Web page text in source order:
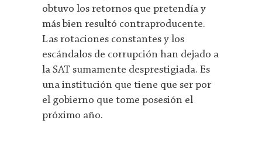
obtuvo los retornos que pretendía y
más bien resultó contraproducente.
Las rotaciones constantes y los
escándalos de corrupción han dejado a
la SAT sumamente desprestigiada. Es
una institución que tiene que ser por
el gobierno que tome posesión el
próximo año.